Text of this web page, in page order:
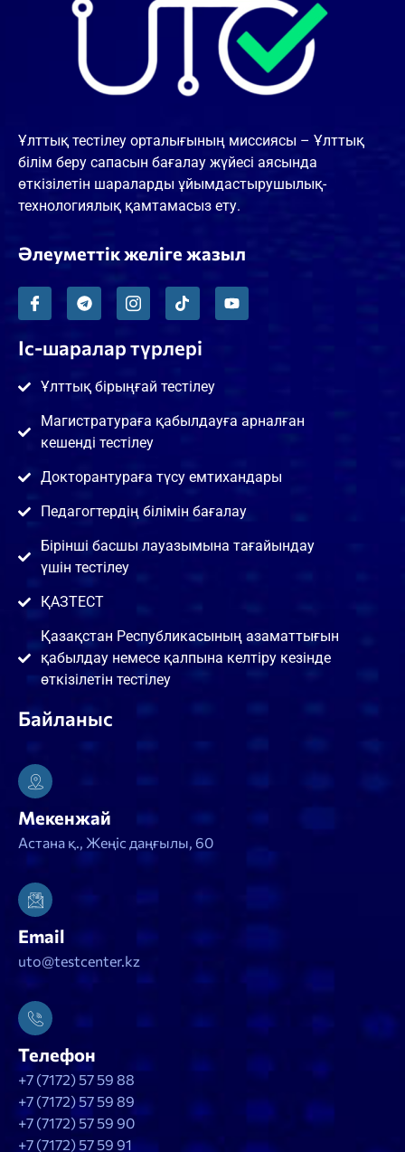
Ұлттық тестілеу орталығының миссиясы – Ұлттық
білім беру сапасын бағалау жүйесі аясында
өткізілетін шараларды ұйымдастырушылық-
технологиялық қамтамасыз ету.
Әлеуметтік желіге жазыл
Іс-шаралар түрлері
Ұлттық бірыңғай тестілеу
Магистратураға қабылдауға арналған
кешенді тестілеу
Докторантураға түсу емтихандары
Педагогтердің білімін бағалау
Бірінші басшы лауазымына тағайындау
үшін тестілеу
ҚАЗТЕСТ
Қазақстан Республикасының азаматтығын
қабылдау немесе қалпына келтіру кезінде
өткізілетін тестілеу
Байланыс
Мекенжай
Астана қ., Жеңіс даңғылы, 60
Email
uto@testcenter.kz
Телефон
+7 (7172) 57 59 88
+7 (7172) 57 59 89
+7 (7172) 57 59 90
+7 (7172) 57 59 91